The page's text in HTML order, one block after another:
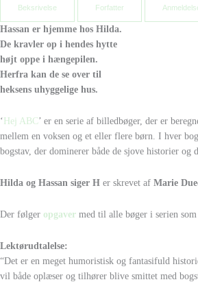
Beksrivelse Forfatter
Hassan er hjemme hos Hilda.
De kravler op i hendes hytte
højt oppe i hængepilen.
Herfra kan de se over til
heksens uhyggelige hus.
‘ Hej ABC’ er en serie af billedbøger, der er
mellem en voksen og et eller flere børn. I hver
bogstav, der dominerer både de sjove historier og
Hilda og Hassan siger H er skrevet af Marie
Der følger opgaver med til alle bøger i serien
Lektørudtalelse:
“Det er en meget humoristisk og fantasifuld
vil både oplæser og tilhører blive smittet med